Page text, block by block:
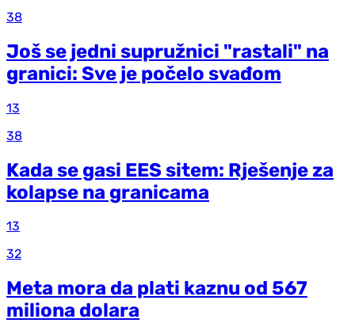
38
Još se jedni supružnici "rastali" na
granici: Sve je počelo svađom
13
38
Kada se gasi EES sitem: Rješenje za
kolapse na granicama
13
32
Meta mora da plati kaznu od 567
miliona dolara